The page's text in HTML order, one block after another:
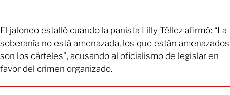
El jaloneo estalló cuando la panista Lilly Téllez afirmó: “La
soberanía no está amenazada, los que están amenazados
son los cárteles”, acusando al oficialismo de legislar en
favor del crimen organizado.